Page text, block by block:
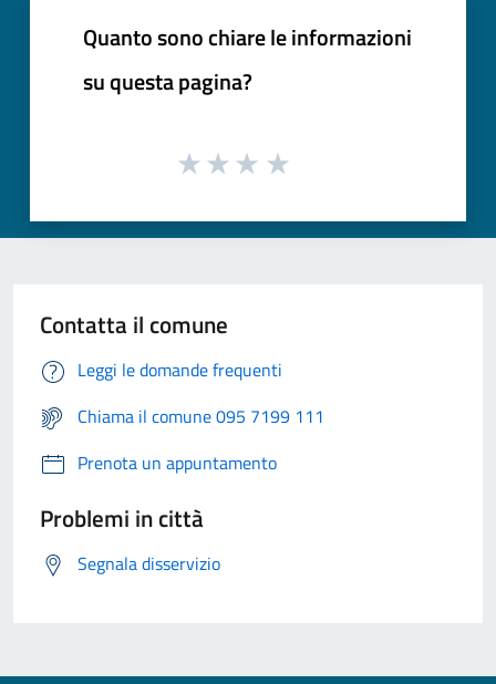
Quanto sono chiare le informazioni
su questa pagina?
Contatta il comune
Leggi le domande frequenti
Chiama il comune 095 7199 111
Prenota un appuntamento
Problemi in città
Segnala disservizio